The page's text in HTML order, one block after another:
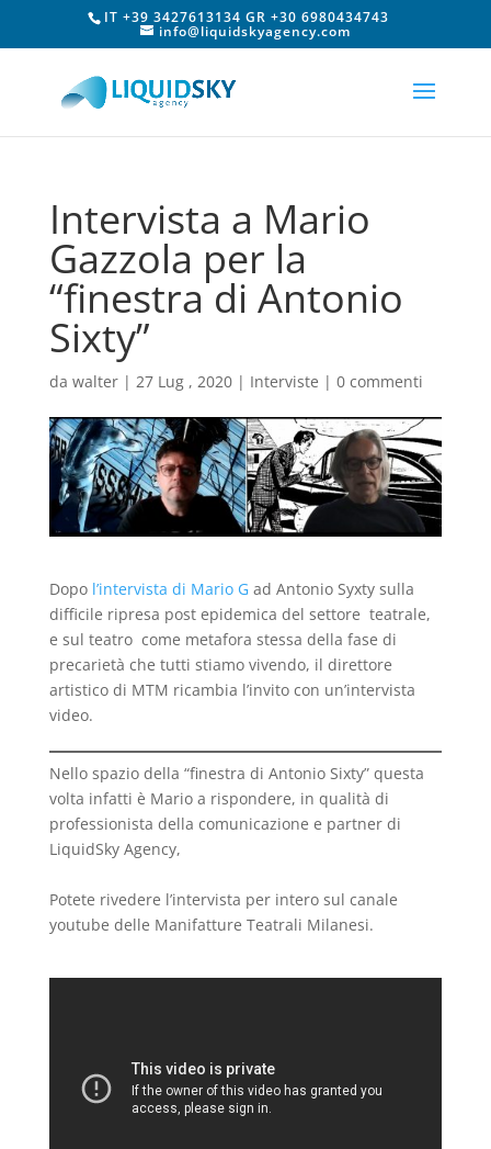
IT +39 3427613134 GR +30 6980434743
info@liquidskyagency.com
Intervista a Mario
Gazzola per la
“finestra di Antonio
Sixty”
da walter| 27 Lug , 2020| Interviste | 0 commenti
Dopol’intervista di Mario Gad Antonio Syxty sulla
difficile ripresa post epidemica del settore teatrale,
e sul teatro come metafora stessa della fase di
precarietà che tutti stiamo vivendo, il direttore
artistico di MTM ricambia l’invito con un’intervista
video.
Nello spazio della “finestra di Antonio Sixty” questa
volta infatti è Mario a rispondere, in qualità di
professionista della comunicazione e partner di
LiquidSky Agency,
Potete rivedere l’intervista per intero sul canale
youtube delle Manifatture Teatrali Milanesi.